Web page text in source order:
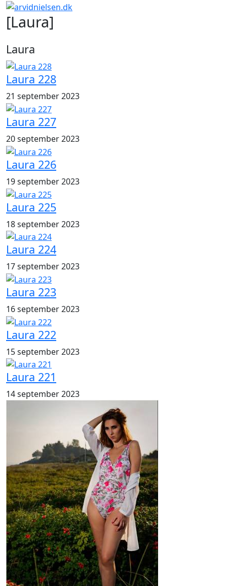
[Laura]
Laura
Laura 228
21 september 2023
Laura 227
20 september 2023
Laura 226
19 september 2023
Laura 225
18 september 2023
Laura 224
17 september 2023
Laura 223
16 september 2023
Laura 222
15 september 2023
Laura 221
14 september 2023